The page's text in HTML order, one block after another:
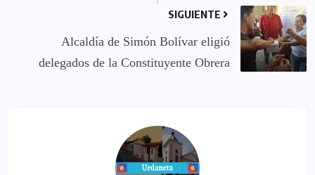
SIGUIENTE
Alcaldía de Simón Bolívar eligió
delegados de la Constituyente Obrera